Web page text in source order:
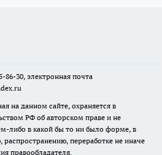
86-30, электронная почта
на данном сайте, охраняется в
РФ об авторском праве и не
либо в какой бы то ни было форме, в
переработке не иначе
правообладателя.